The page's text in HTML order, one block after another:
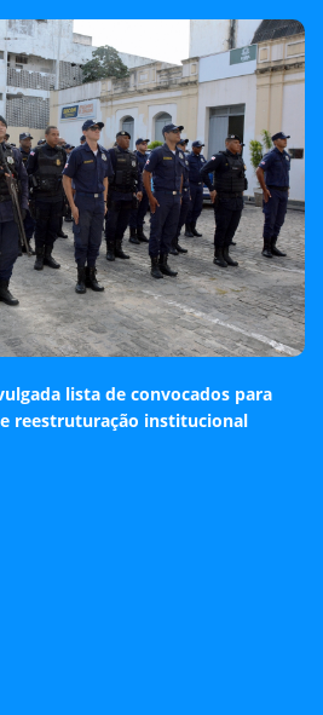
lista de convocados para
reestruturação institucional